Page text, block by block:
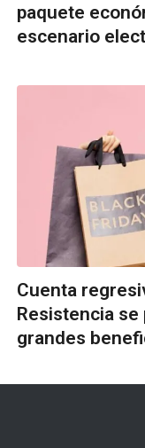
paquete
escenario
Cuenta
Resistencia se
grandes